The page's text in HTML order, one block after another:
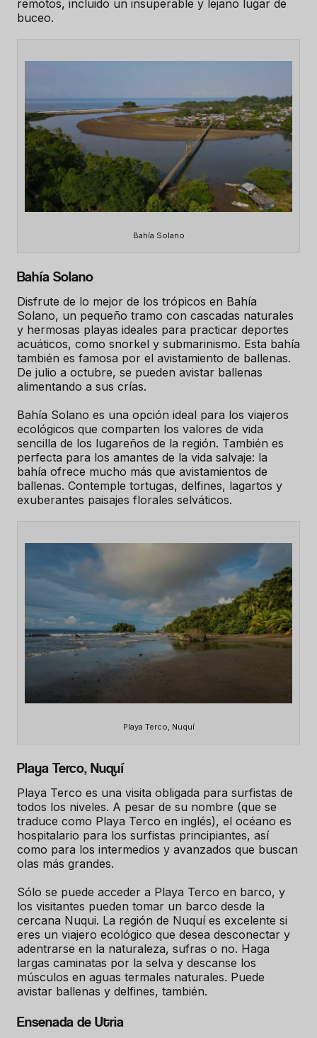
remotos, incluido un insuperable y lejano lugar de
buceo.
Bahía Solano
Bahía Solano
Disfrute de lo mejor de los trópicos en Bahía
Solano, un pequeño tramo con cascadas naturales
y hermosas playas ideales para practicar deportes
acuáticos, como snorkel y submarinismo. Esta bahía
también es famosa por el avistamiento de ballenas.
De julio a octubre, se pueden avistar ballenas
alimentando a sus crías.
Bahía Solano es una opción ideal para los viajeros
ecológicos que comparten los valores de vida
sencilla de los lugareños de la región. También es
perfecta para los amantes de la vida salvaje: la
bahía ofrece mucho más que avistamientos de
ballenas. Contemple tortugas, delfines, lagartos y
exuberantes paisajes florales selváticos.
Playa Terco, Nuquí
Playa Terco, Nuquí
Playa Terco es una visita obligada para surfistas de
todos los niveles. A pesar de su nombre (que se
traduce como Playa Terco en inglés), el océano es
hospitalario para los surfistas principiantes, así
como para los intermedios y avanzados que buscan
olas más grandes.
Sólo se puede acceder a Playa Terco en barco, y
los visitantes pueden tomar un barco desde la
cercana Nuqui. La región de Nuquí es excelente si
eres un viajero ecológico que desea desconectar y
adentrarse en la naturaleza, sufras o no. Haga
largas caminatas por la selva y descanse los
músculos en aguas termales naturales. Puede
avistar ballenas y delfines, también.
Ensenada de Utria